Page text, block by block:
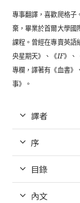
專事翻譯，喜歡爬格子
棄，畢業於首爾大學國
課程。曾經在專賣英語
央星期天》、《IF》、
專欄，譯著有《血書》
事》。
譯者
序
目錄
內文